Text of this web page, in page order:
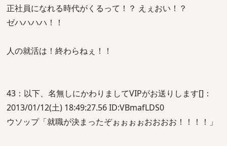
正社員になれる時代がくるって！？ えぇおい！？
ゼハハハハ！！
人の就活は！終わらねぇ！！
43：以下、名無しにかわりましてVIPがお送りします[]：
2013/01/12(土) 18:49:27.56 ID:VBmafLDS0
ウソップ「就職が決まったぞぉぉぉぉおおおお！！！！」